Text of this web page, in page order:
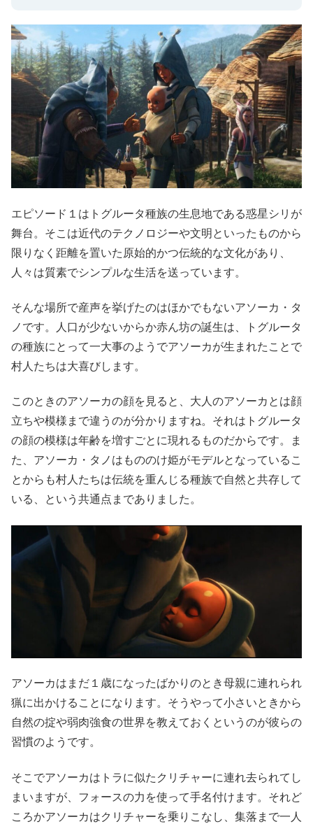
エピソード１はトグルータ種族の生息地である惑星シリが
舞台。そこは近代のテクノロジーや文明といったものから
限りなく距離を置いた原始的かつ伝統的な文化があり、
人々は質素でシンプルな生活を送っています。
そんな場所で産声を挙げたのはほかでもないアソーカ・タ
ノです。人口が少ないからか赤ん坊の誕生は、トグルータ
の種族にとって一大事のようでアソーカが生まれたことで
村人たちは大喜びします。
このときのアソーカの顔を見ると、大人のアソーカとは顔
立ちや模様まで違うのが分かりますね。それはトグルータ
の顔の模様は年齢を増すごとに現れるものだからです。ま
た、アソーカ・タノはもののけ姫がモデルとなっているこ
とからも村人たちは伝統を重んじる種族で自然と共存して
いる、という共通点までありました。
アソーカはまだ１歳になったばかりのとき母親に連れられ
猟に出かけることになります。そうやって小さいときから
自然の掟や弱肉強食の世界を教えておくというのが彼らの
習慣のようです。
そこでアソーカはトラに似たクリチャーに連れ去られてし
まいますが、フォースの力を使って手名付けます。それど
ころかアソーカはクリチャーを乗りこなし、集落まで一人